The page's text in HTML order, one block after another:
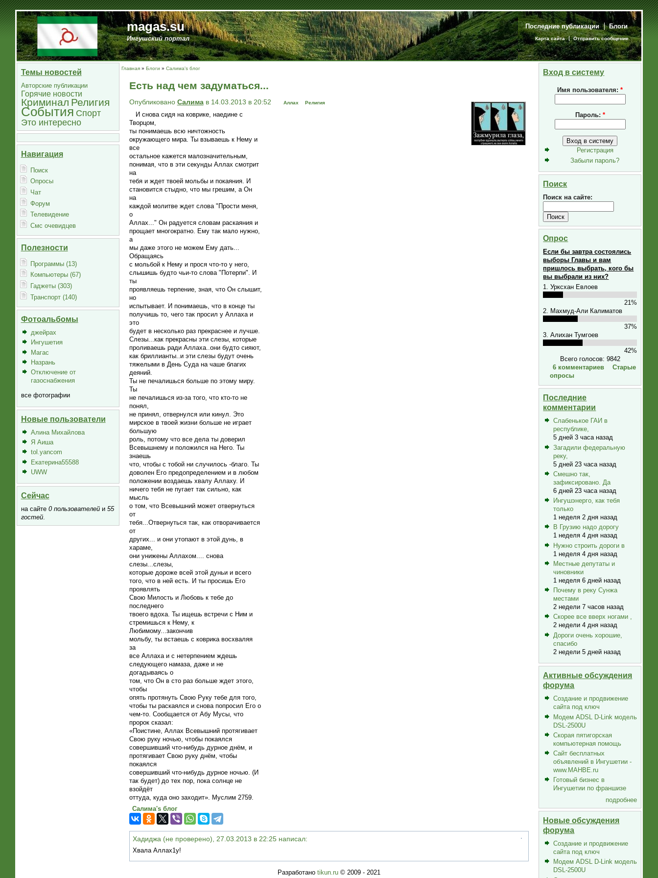
magas.su
Ингушский портал
Последние публикации Блоги
Карта сайта Отправить сообщение
Темы новостей
Авторские публикации
Горячие новости
Криминал Религия
События Спорт
Это интересно
Навигация
Поиск
Опросы
Чат
Форум
Телевидение
Смс очевидцев
Полезности
Программы (13)
Компьютеры (67)
Гаджеты (303)
Транспорт (140)
Фотоальбомы
джейрах
Ингушетия
Магас
Назрань
Отключение от
газоснабжения
все фотографии
Новые пользователи
Алина Михайлова
Я Аиша
tol.yancom
Екатерина55588
UWW
Сейчас
на сайте 0 пользователейи 55
гостей.
Главная» Блоги » Салима's блог
Есть над чем задуматься...
Опубликовано Салимав 14.03.2013 в 20:52 Аллах Религия
И снова сидя на коврике, наедине с
Творцом,
ты понимаешь всю ничтожность
окружающего мира. Ты взываешь к Нему и
все
остальное кажется малозначительным,
понимая, что в эти секунды Аллах смотрит
на
тебя и ждет твоей мольбы и покаяния. И
становится стыдно, что мы грешим, а Он
на
каждой молитве ждет слова "Прости меня,
о
Аллах..." Он радуется словам раскаяния и
прощает многократно. Ему так мало нужно,
а
мы даже этого не можем Ему дать...
Обращаясь
с мольбой к Нему и прося что-то у него,
слышишь будто чьи-то слова "Потерпи". И
ты
проявляешь терпение, зная, что Он слышит,
но
испытывает. И понимаешь, что в конце ты
получишь то, чего так просил у Аллаха и
это
будет в несколько раз прекраснее и лучше.
Слезы...как прекрасны эти слезы, которые
проливаешь ради Аллаха..они будто сияют,
как бриллианты..и эти слезы будут очень
тяжелыми в День Суда на чаше благих
деяний.
Ты не печалишься больше по этому миру.
Ты
не печалишься из-за того, что кто-то не
понял,
не принял, отвернулся или кинул. Это
мирское в твоей жизни больше не играет
большую
роль, потому что все дела ты доверил
Всевышнему и положился на Него. Ты
знаешь
что, чтобы с тобой ни случилось -благо. Ты
доволен Его предопределением и в любом
положении воздаешь хвалу Аллаху. И
ничего тебя не пугает так сильно, как
мысль
о том, что Всевышний может отвернуться
от
тебя...Отвернуться так, как отворачивается
от
других... и они утопают в этой дунь, в
хараме,
они унижены Аллахом.... снова
слезы...слезы,
которые дороже всей этой дуньи и всего
того, что в ней есть. И ты просишь Его
проявлять
Свою Милость и Любовь к тебе до
последнего
твоего вдоха. Ты ищешь встречи с Ним и
стремишься к Нему, к
Любимому...закончив
мольбу, ты встаешь с коврика восхваляя
за
все Аллаха и с нетерпением ждешь
следующего намаза, даже и не
догадываясь о
том, что Он в сто раз больше ждет этого,
чтобы
опять протянуть Свою Руку тебе для того,
чтобы ты раскаялся и снова попросил Его о
чем-то. Сообщается от Абу Мусы, что
пророк сказал:
«Поистине, Аллах Всевышний протягивает
Свою руку ночью, чтобы покаялся
совершивший что-нибудь дурное днём, и
протягивает Свою руку днём, чтобы
покаялся
совершивший что-нибудь дурное ночью. (И
так будет) до тех пор, пока солнце не
взойдёт
оттуда, куда оно заходит». Муслим 2759.
Салима's блог
Хадиджа (не проверено), 27.03.2013 в 22:25 написал:
Хвала Аллах1у!
Разработано tikun.ru© 2009 - 2021
Вход в систему
Имя пользователя:*
Пароль: *
Регистрация
Забыли пароль?
Поиск
Поиск на сайте:
Опрос
Если бы завтра состоялись
выборы Главы и вам
пришлось выбрать, кого бы
вы выбрали из них?
1. Урксхан Евлоев
21%
2. Махмуд-Али Калиматов
37%
3. Алихан Тумгоев
42%
Всего голосов: 9842
6 комментариев
Старые
опросы
Последние
комментарии
Слабенькое ГАИ в
республике,
5 дней 3 часа назад
Загадили федеральную
реку,
5 дней 23 часа назад
Смешно так,
зафиксировано. Да
6 дней 23 часа назад
Ингушэнерго, как тебя
только
1 неделя 2 дня назад
В Грузию надо дорогу
1 неделя 4 дня назад
Нужно строить дороги в
1 неделя 4 дня назад
Местные депутаты и
чиновники
1 неделя 6 дней назад
Почему в реку Сунжа
местами
2 недели 7 часов назад
Скорее все вверх ногами ,
2 недели 4 дня назад
Дороги очень хорошие,
спасибо
2 недели 5 дней назад
Активные обсуждения
форума
Создание и продвижение
сайта под ключ
Модем ADSL D-Link модель
DSL-2500U
Скорая пятигорская
компьютерная помощь
Сайт бесплатных
объявлений в Ингушетии -
www.MAHBE.ru
Готовый бизнес в
Ингушетии по франшизе
подробнее
Новые обсуждения
форума
Создание и продвижение
сайта под ключ
Модем ADSL D-Link модель
DSL-2500U